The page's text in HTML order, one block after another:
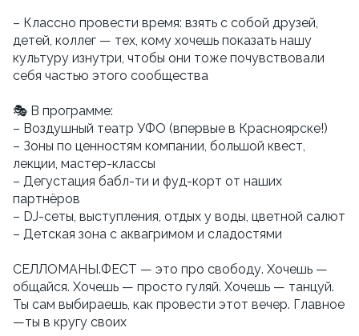
– Классно провести время: взять с собой друзей,
детей, коллег — тех, кому хочешь показать нашу
культуру изнутри, чтобы они тоже почувствовали
себя частью этого сообщества
🎭 В программе:
– Воздушный театр УФО (впервые в Красноярске!)
– Зоны по ценностям компании, большой квест,
лекции, мастер-классы
– Дегустация бабл-ти и фуд-корт от наших
партнёров
– DJ-сеты, выступления, отдых у воды, цветной салют
– Детская зона с аквагримом и сладостями
СЕЛЛОМАНЫ.ФЕСТ — это про свободу. Хочешь —
общайся. Хочешь — просто гуляй. Хочешь — танцуй.
Ты сам выбираешь, как провести этот вечер. Главное
—ты в кругу своих